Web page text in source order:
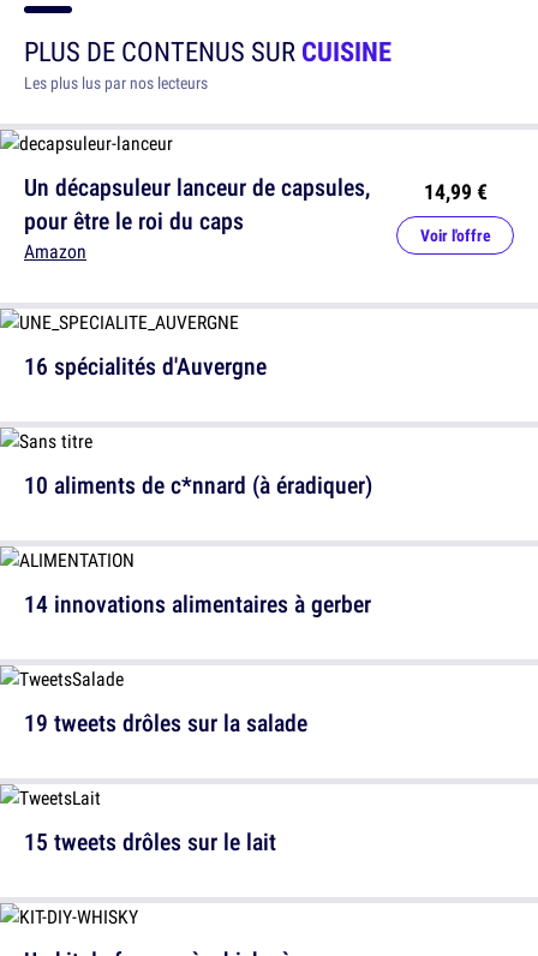
PLUS DE CONTENUS SURCUISINE
Les plus lus par nos lecteurs
Un décapsuleur lanceur de capsules,
pour être le roi du caps
Amazon
14,99 €
Voir l'offre
10 aliments de c*nnard (à éradiquer)
19 tweets drôles sur la salade
16 spécialités d'Auvergne
14 innovations alimentaires à gerber
15 tweets drôles sur le lait